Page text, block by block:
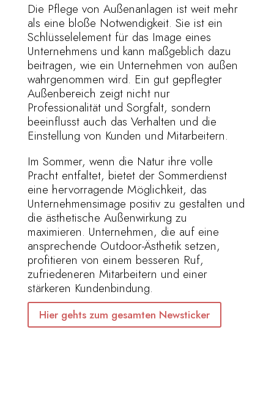
Die Pflege von Außenanlagen ist weit mehr
als eine bloße Notwendigkeit. Sie ist ein
Schlüsselelement für das Image eines
Unternehmens und kann maßgeblich dazu
beitragen, wie ein Unternehmen von außen
wahrgenommen wird. Ein gut gepflegter
Außenbereich zeigt nicht nur
Professionalität und Sorgfalt, sondern
beeinflusst auch das Verhalten und die
Einstellung von Kunden und Mitarbeitern.
Im Sommer, wenn die Natur ihre volle
Pracht entfaltet, bietet der Sommerdienst
eine hervorragende Möglichkeit, das
Unternehmensimage positiv zu gestalten und
die ästhetische Außenwirkung zu
maximieren. Unternehmen, die auf eine
ansprechende Outdoor-Ästhetik setzen,
profitieren von einem besseren Ruf,
zufriedeneren Mitarbeitern und einer
stärkeren Kundenbindung.
Hier gehts zum gesamten Newsticker